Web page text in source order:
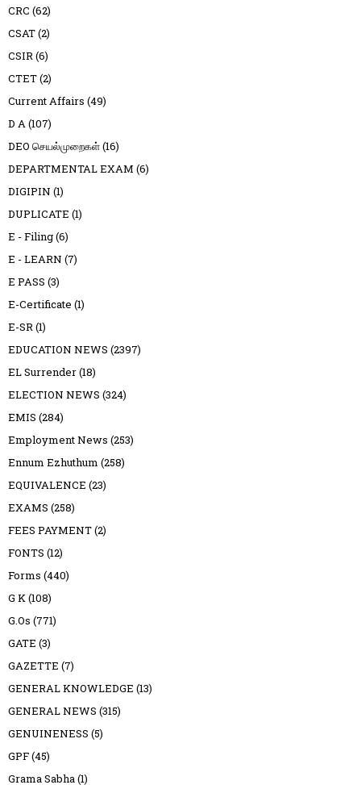
CRC (62)
CSAT(2)
CSIR(6)
CTET(2)
Current Affairs (49)
D A(107)
DEO செயல்முறைகள்(16)
DEPARTMENTAL EXAM (6)
DIGIPIN (1)
DUPLICATE (1)
E - Filing(6)
E - LEARN (7)
E PASS (3)
E-Certificate (1)
E-SR(1)
EDUCATION NEWS (2397)
EL Surrender(18)
ELECTION NEWS (324)
EMIS (284)
Employment News (253)
Ennum Ezhuthum (258)
EQUIVALENCE (23)
EXAMS (258)
FEES PAYMENT(2)
FONTS (12)
Forms (440)
G K(108)
G.Os (771)
GATE (3)
GAZETTE (7)
GENERAL KNOWLEDGE (13)
GENERAL NEWS (315)
GENUINENESS (5)
GPF(45)
Grama Sabha(1)